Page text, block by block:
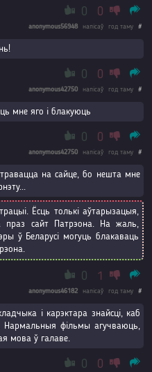
0 0
anonymous56948 напісаў год таму #
0 0
anonymous42750 напісаў год таму #
мне яго і блакуюць
0 0
anonymous42750 напісаў год таму #
на сайце, бо нешта мне
Ёсць толькі аўтарызацыя,
праз сайт Патрэона. На жаль,
ў Беларусі могуць блакаваць
0 1
anonymous46182 напісаў год таму #
і карэктара знайсці, каб
фільмы агучваюць,
мова ў галаве.
0 0